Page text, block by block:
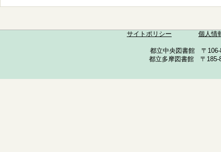
サイトポリシー 個人情
都立中央図書館 〒
都立多摩図書館 〒185-